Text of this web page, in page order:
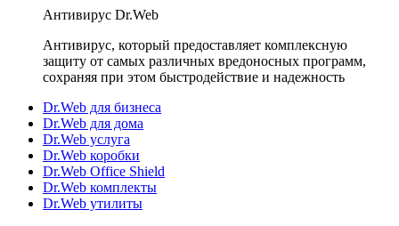
Антивирус Dr.Web
Антивирус, который предоставляет комплексную
защиту от самых различных вредоносных программ,
сохраняя при этом быстродействие и надежность
Dr.Web для бизнеса
Dr.Web для дома
Dr.Web услуга
Dr.Web коробки
Dr.Web Office Shield
Dr.Web комплекты
Dr.Web утилиты